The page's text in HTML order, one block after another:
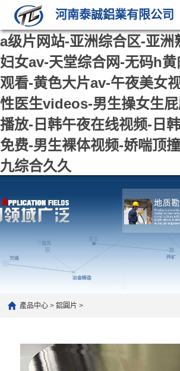
a级片网站-亚洲综合区-亚洲
妇女av-天堂综合网-无码h
观看-黄色大片av-午夜美女
性医生videos-男生操女生
播放-日韩午夜在线视频-日
免费-男生裸体视频-娇喘顶
九综合久久
河南泰誠鋁業有限公司
產品中心 >鋁圓片 >